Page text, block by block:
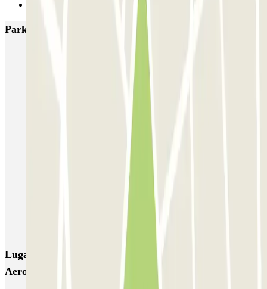
Parkings más valorados en Málaga
SABA Estación Málaga María Zambrano
Pedrocar - Aeropuerto de Málaga P&R
Pedrocar - Estación Ave María Zambrano - Valet
Airport Picasso - Aeropuerto de Málaga - descubierto
Airport Picasso - Aeropuerto de Málaga - cubierto
Parking10 - Valet - Aeropuerto de Málaga
Málaga Airport Parking - Valet - Descubierto
Valet Feeltravel - Aeropuerto de Málaga - Costa del Sol
Lugares y eventos interesantes cerca de Pedrocar -
Aeropuerto de Málaga P&R